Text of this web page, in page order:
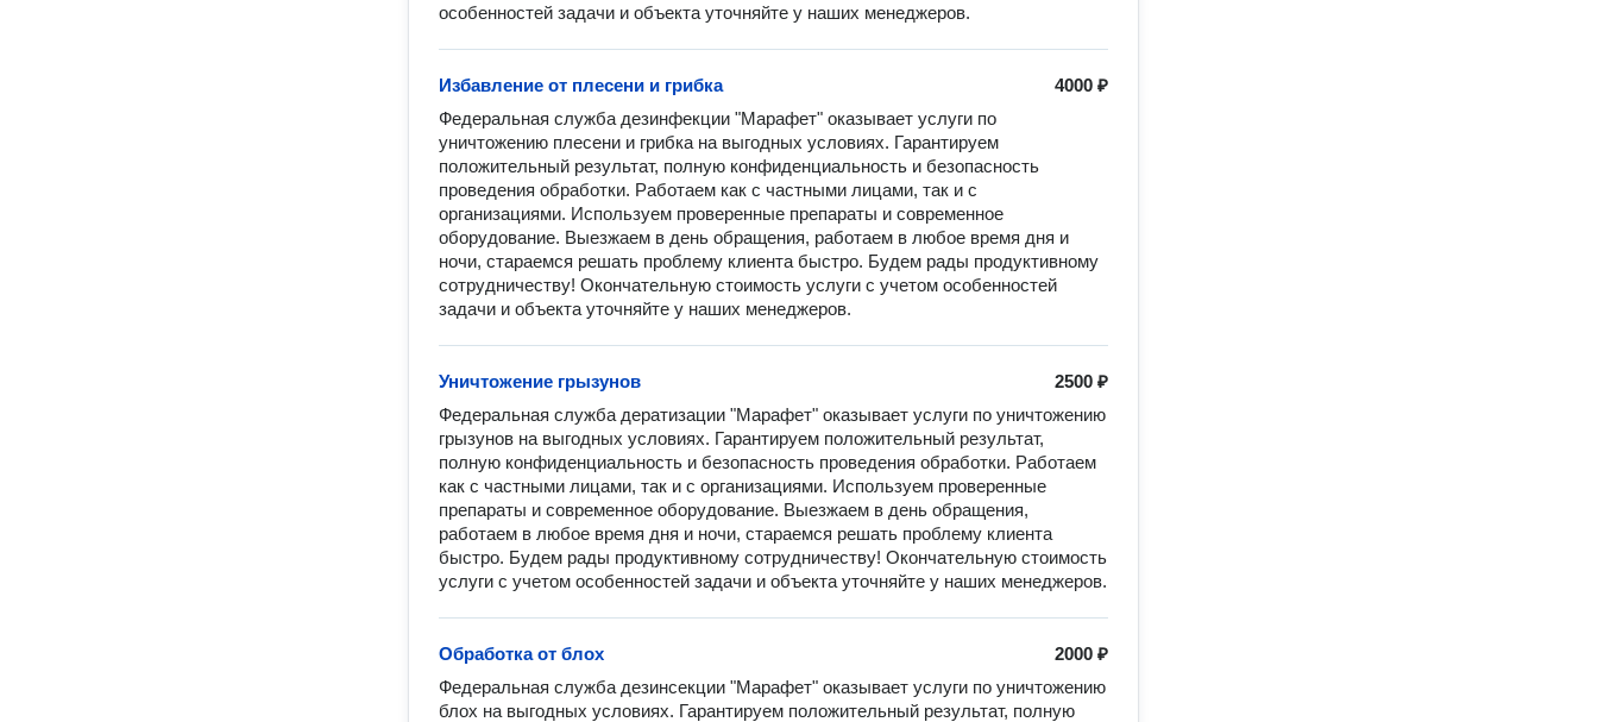
особенностей задачи и объекта уточняйте у наших менеджеров.
4000 ₽
Избавление от плесени и грибка
Федеральная служба дезинфекции "Марафет" оказывает услуги по
уничтожению плесени и грибка на выгодных условиях. Гарантируем
положительный результат, полную конфиденциальность и безопасность
проведения обработки. Работаем как с частными лицами, так и с
организациями. Используем проверенные препараты и современное
оборудование. Выезжаем в день обращения, работаем в любое время дня и
ночи, стараемся решать проблему клиента быстро. Будем рады продуктивному
сотрудничеству! Окончательную стоимость услуги с учетом особенностей
задачи и объекта уточняйте у наших менеджеров.
2500 ₽
Уничтожение грызунов
Федеральная служба дератизации "Марафет" оказывает услуги по уничтожению
грызунов на выгодных условиях. Гарантируем положительный результат,
полную конфиденциальность и безопасность проведения обработки. Работаем
как с частными лицами, так и с организациями. Используем проверенные
препараты и современное оборудование. Выезжаем в день обращения,
работаем в любое время дня и ночи, стараемся решать проблему клиента
быстро. Будем рады продуктивному сотрудничеству! Окончательную стоимость
услуги с учетом особенностей задачи и объекта уточняйте у наших менеджеров.
2000 ₽
Обработка от блох
Федеральная служба дезинсекции "Марафет" оказывает услуги по уничтожению
блох на выгодных условиях. Гарантируем положительный результат, полную